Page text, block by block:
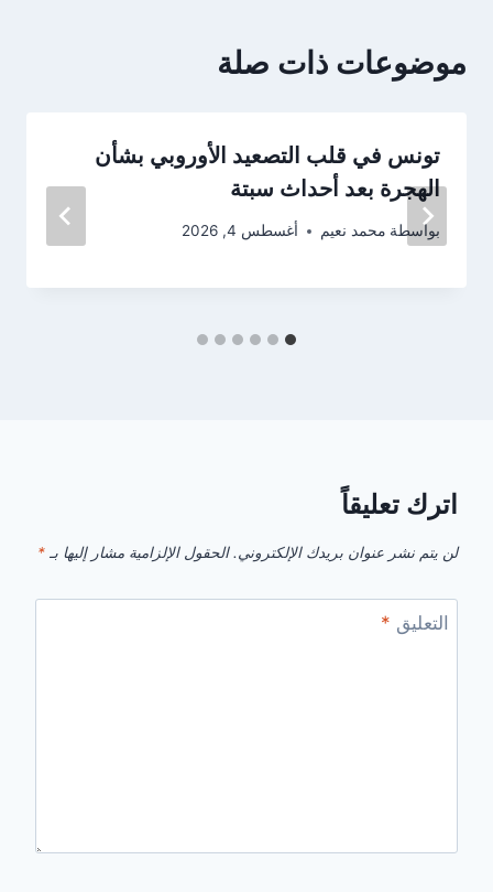
موضوعات ذات صلة
تونس في قلب التصعيد الأوروبي بشأن
الهجرة بعد أحداث سبتة
بواسطة محمد نعيم أغسطس 4, 2026
اترك تعليقاً
لن يتم نشر عنوان بريدك الإلكتروني. الحقول الإلزامية مشار إليها بـ *
التعليق *